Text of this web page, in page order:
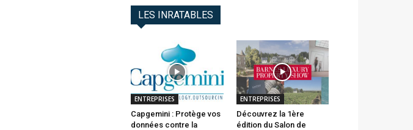
LES INRATABLES
ENTREPRISES
Capgemini : Protège vos
données contre la
ENTREPRISES
Découvrez la 1ère
édition du Salon de